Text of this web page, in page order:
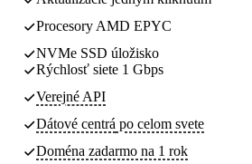
Procesory AMD EPYC
NVMe SSD úložisko
Rýchlosť siete 1 Gbps
Verejné API
Dátové centrá po celom svete
Doména zadarmo na 1 rok